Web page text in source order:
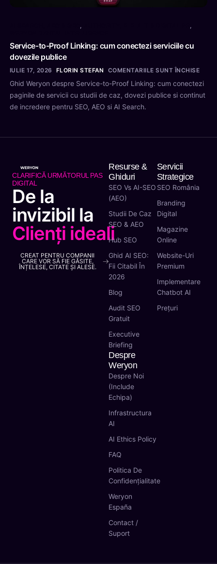
Service-to-Proof Linking: cum conectezi serviciile cu
dovezile publice
IULIE 17, 2026 FLORIN STEFAN COMENTARIILE SUNT ÎNCHISE
Ghid Weryon despre Service-to-Proof Linking: cum conectezi
paginile de servicii cu studii de caz, dovezi publice si continut
de incredere pentru SEO, AEO si AI Search.
CLARIFICĂ URMĂTORUL PAS
DIGITAL
De la
invizibil la
Clienți ideali
CREAT PENTRU COMPANII
CARE VOR SĂ FIE GĂSITE,
ÎNȚELESE, CITATE ȘI ALESE.
Resurse &
Ghiduri
SEO Vs AI-SEO
(AEO)
Studii De Caz
SEO & AEO
Hub SEO
Ghid AI SEO:
Fii Citabil În
2026
Blog
Audit SEO
Gratuit
Executive
Briefing
Servicii
Strategice
SEO România
Branding
Digital
Magazine
Online
Website-Uri
Premium
Implementare
Chatbot AI
Prețuri
Despre
Weryon
Despre Noi
(include
Echipa)
Infrastructura
AI
AI Ethics Policy
FAQ
Politica De
Confidențialitate
Weryon
España
Contact /
Suport